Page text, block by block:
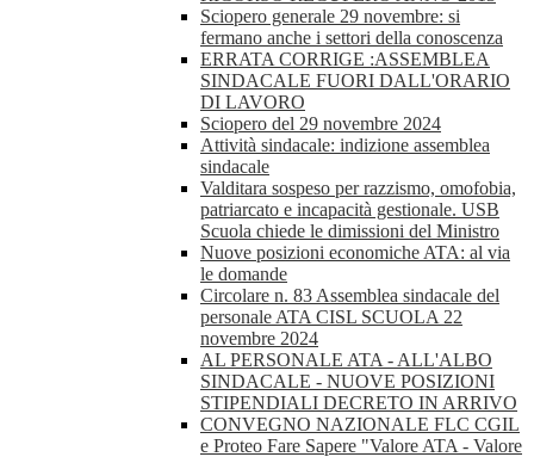
Sciopero generale 29 novembre: si
fermano anche i settori della conoscenza
ERRATA CORRIGE :ASSEMBLEA
SINDACALE FUORI DALL'ORARIO
DI LAVORO
Sciopero del 29 novembre 2024
Attività sindacale: indizione assemblea
sindacale
Valditara sospeso per razzismo, omofobia,
patriarcato e incapacità gestionale. USB
Scuola chiede le dimissioni del Ministro
Nuove posizioni economiche ATA: al via
le domande
Circolare n. 83 Assemblea sindacale del
personale ATA CISL SCUOLA 22
novembre 2024
AL PERSONALE ATA - ALL'ALBO
SINDACALE - NUOVE POSIZIONI
STIPENDIALI DECRETO IN ARRIVO
CONVEGNO NAZIONALE FLC CGIL
e Proteo Fare Sapere "Valore ATA - Valore